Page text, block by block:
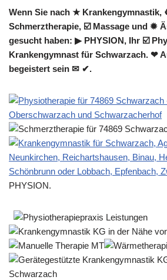
Wenn Sie nach ★
Schmerztherapie, ☑️ Massage und ✹
gesucht haben: ▶︎ PHYSION, Ihr ☑️
Krankengymnast für Schwarzach. ❤
begeistert sein ✉ ✔.
PHYSION.